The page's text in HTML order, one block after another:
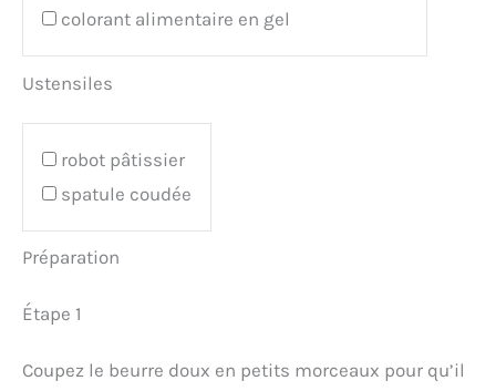
colorant alimentaire en gel
Ustensiles
robot pâtissier
spatule coudée
Préparation
Étape 1
Coupez le beurre doux en petits morceaux pour qu’il